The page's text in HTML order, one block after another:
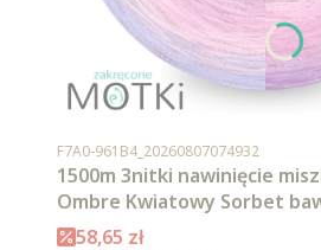
Kod produktu
F7A0-961B4_20260807074932
1500m 3nitki nawinięcie
Ombre Kwiatowy Sorbet
krokus/ jasny fiolet/ jasny
Cena promocyjna
58,65 zł